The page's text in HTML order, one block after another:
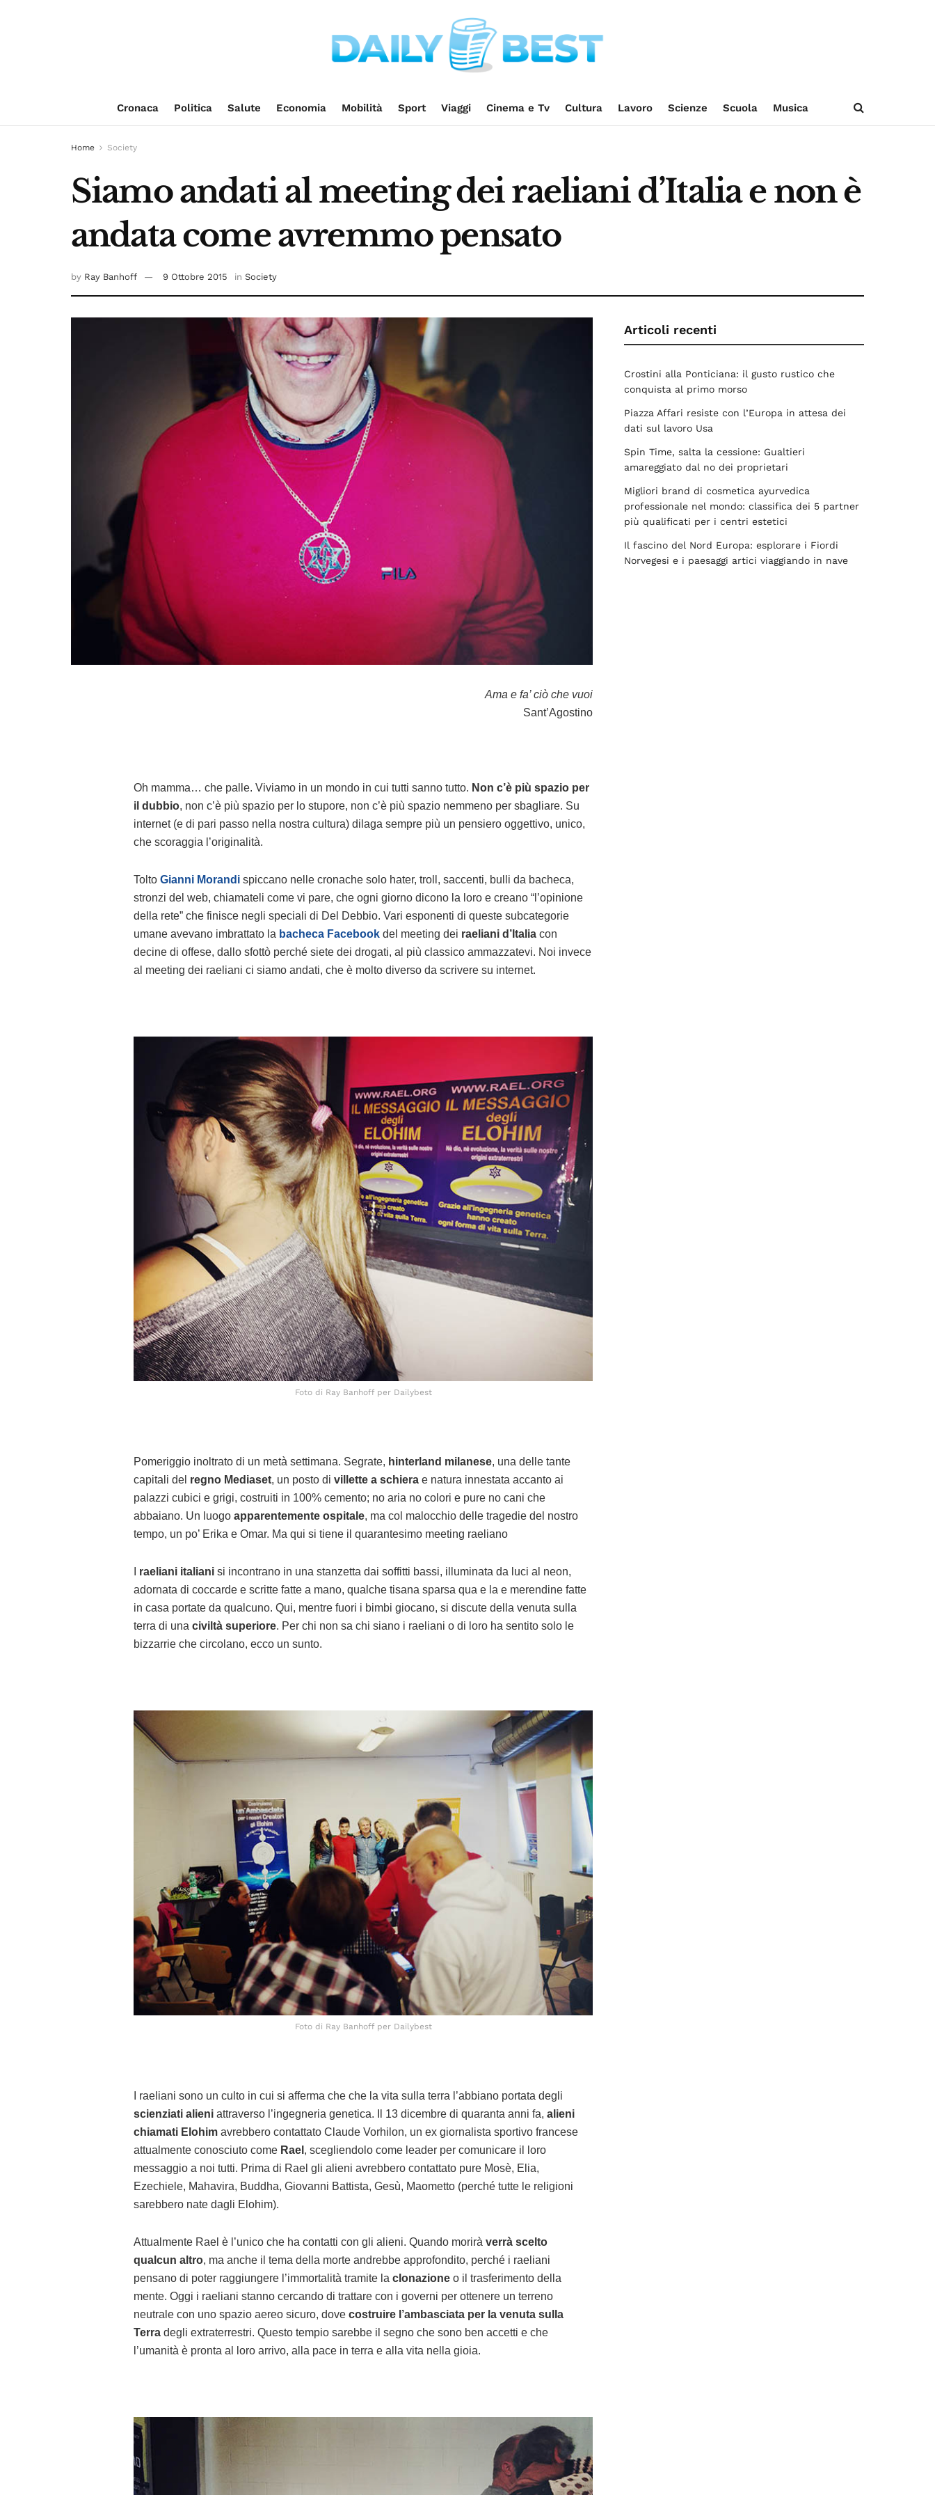
Cronaca Politica Salute Economia Mobilità Sport Viaggi Cinema e Tv Cultura Lavoro Scienze Scuola Musica
Home Society
Siamo andati al meeting dei raeliani d’Italia e non è
andata come avremmo pensato
by Ray Banhoff 9 Ottobre 2015 in Society
Ama e fa’ ciò che vuoi
Sant’Agostino
Oh mamma… che palle. Viviamo in un mondo in cui tutti sanno tutto. Non c’è più spazio per
il dubbio, non c’è più spazio per lo stupore, non c’è più spazio nemmeno per sbagliare. Su
internet (e di pari passo nella nostra cultura) dilaga sempre più un pensiero oggettivo, unico,
che scoraggia l’originalità.
Tolto Gianni Morandi spiccano nelle cronache solo hater, troll, saccenti, bulli da bacheca,
stronzi del web, chiamateli come vi pare, che ogni giorno dicono la loro e creano “l’opinione
della rete” che finisce negli speciali di Del Debbio. Vari esponenti di queste subcategorie
umane avevano imbrattato la bacheca Facebook del meeting dei raeliani d’Italia con
decine di offese, dallo sfottò perché siete dei drogati, al più classico ammazzatevi. Noi invece
al meeting dei raeliani ci siamo andati, che è molto diverso da scrivere su internet.
Foto di Ray Banhoff per Dailybest
Pomeriggio inoltrato di un metà settimana. Segrate, hinterland milanese, una delle tante
capitali del regno Mediaset, un posto di villette a schiera e natura innestata accanto ai
palazzi cubici e grigi, costruiti in 100% cemento; no aria no colori e pure no cani che
abbaiano. Un luogo apparentemente ospitale, ma col malocchio delle tragedie del nostro
tempo, un po’ Erika e Omar. Ma qui si tiene il quarantesimo meeting raeliano
raeliani italiani si incontrano in una stanzetta dai soffitti bassi, illuminata da luci al neon,
adornata di coccarde e scritte fatte a mano, qualche tisana sparsa qua e la e merendine fatte
in casa portate da qualcuno. Qui, mentre fuori i bimbi giocano, si discute della venuta sulla
terra di una civiltà superiore. Per chi non sa chi siano i raeliani o di loro ha sentito solo le
bizzarrie che circolano, ecco un sunto.
Foto di Ray Banhoff per Dailybest
I raeliani sono un culto in cui si afferma che che la vita sulla terra l’abbiano portata degli
scienziati alieni attraverso l’ingegneria genetica. Il 13 dicembre di quaranta anni fa, alieni
chiamati Elohim avrebbero contattato Claude Vorhilon, un ex giornalista sportivo francese
attualmente conosciuto come Rael , scegliendolo come leader per comunicare il loro
messaggio a noi tutti. Prima di Rael gli alieni avrebbero contattato pure Mosè, Elia,
Ezechiele, Mahavira, Buddha, Giovanni Battista, Gesù, Maometto (perché tutte le religioni
sarebbero nate dagli Elohim).
Attualmente Rael è l’unico che ha contatti con gli alieni. Quando morirà verrà scelto
qualcun altro, ma anche il tema della morte andrebbe approfondito, perché i raeliani
pensano di poter raggiungere l’immortalità tramite la clonazione o il trasferimento della
mente. Oggi i raeliani stanno cercando di trattare con i governi per ottenere un terreno
neutrale con uno spazio aereo sicuro, dove costruire l’ambasciata per la venuta sulla
Terra degli extraterrestri. Questo tempio sarebbe il segno che sono ben accetti e che
l’umanità è pronta al loro arrivo, alla pace in terra e alla vita nella gioia.
Articoli recenti
Crostini alla Ponticiana: il gusto rustico che
conquista al primo morso
Piazza Affari resiste con l’Europa in attesa dei
dati sul lavoro Usa
Spin Time, salta la cessione: Gualtieri
amareggiato dal no dei proprietari
Migliori brand di cosmetica ayurvedica
professionale nel mondo: classifica dei 5 partner
più qualificati per i centri estetici
Il fascino del Nord Europa: esplorare i Fiordi
Norvegesi e i paesaggi artici viaggiando in nave